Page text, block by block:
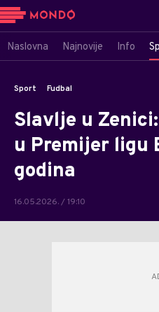
Naslovna Najnovije Info
Sport Fudbal
Slavlje u
u Premijer ligu
godina
16.05.2026. / 19:10